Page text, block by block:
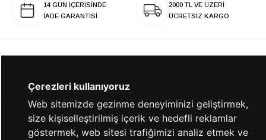
14 GÜN İÇERİSİNDE
İADE GARANTİSİ
2000 TL VE ÜZERİ
ÜCRETSİZ KARGO
KATEGORİLER
Çerezleri kullanıyoruz
Web sitemizde gezinme deneyiminizi geliştirmek,
size kişiselleştirilmiş içerik ve hedefli reklamlar
göstermek, web sitesi trafiğimizi analiz etmek ve